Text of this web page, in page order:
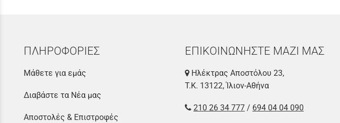
ΠΛΗΡΟΦΟΡΙΕΣ
Μάθετε για εμάς
Διαβάστε τα Νέα μας
Αποστολές & Επιστροφές
ΕΠΙΚΟΙΝΩΝΗΣΤΕ ΜΑΖΙ ΜΑΣ
Ηλέκτρας Αποστόλου 23,
Τ.Κ. 13122, Ίλιον-Αθήνα
210 26 34 777 / 694 04 04 090